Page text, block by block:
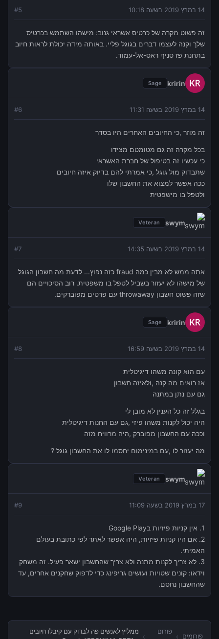
14 במרץ 2019 בשעה 10:18 #5
זה פשוט מקרה של כרטיס אשראי גנוב: מישהו השתמש בכרטיס
שלך וקנה לעצמו דברים בגוגל פליי. באותה מידה יכולת לראות חיוב
בתחנת פז סניף ראס-אל-עמוד.
kririn
Sage
14 במרץ 2019 בשעה 11:31 #6
זה מוזר ,כי החיובים האחרים היו בסדר
בכל מקרה זה גם מטומטם מצידו
כי עכשיו זה בטיפול של חברת האשראי
שתבדוק מול גוגל ,כי אמרתי להם בדיוק איזה חיובים
ככה אפשר למצוא את החשבון שלו
ולטפל בו מישפטית
swym
Veteran
14 במרץ 2019 בשעה 14:35 #7
אתה ממש לא מבין כמה fraud כזה נפוץ... לדעת מה חשבון הגוגל
של מישהו לא יעזור בשביל לטפל בו משפטית. רוב הסיכויים הם
שזה פשוט חשבון throwaway עם פרטים מפוברקים.
kririn
Sage
14 במרץ 2019 בשעה 16:59 #8
עם הוא קונה משהו דיגיטלית
אז רואים מה קנה ,ולאיזה חשבון
גם עם נתן במתנה
בגלל זה כל הענין לא מובן לי
היה יכול לקנות משהו פיזי ,גם עם החנות דיגיטלית
וככה עם החשבון מפוברק ,היה מרוויח מזה
מה יעזור לו ,עם במינימום יחסמו לו את החשבון גוגל ?
swym
Veteran
17 במרץ 2019 בשעה 11:09 #9
1. אין קניות פיזיות בGoogle Play
2. אם היו קניות פיזיות, היה אפשר לאתר לפי כתובת בעולם
האמיתי.
3. לא צריך לקנות מתנה ולא צריך שהחשבון ישאר פעיל. זה משחק
וידאו: קונים שטויות ועושים גריפינג כדי לדפוק שחקנים אחרים, עד
שהחשבון נחסם.
פורומים ›
פורום
›
ממליץ לאנשים פה לבדוק עם קיבלו חיובים